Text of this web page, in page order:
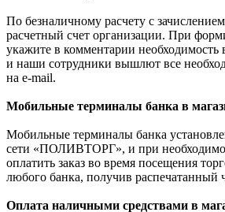
По безналичному расчету с
расчетный счет организации. При
укажите в комментарии необходимость
и наши сотрудники вышлют все
на e-mail.
Мобильные терминалы банка в
Мобильные терминалы банка
сети «ПОЛИВТОРГ», и при
оплатить заказ во время посещения
любого банка, получив распечатанный
Оплата наличными средствами в